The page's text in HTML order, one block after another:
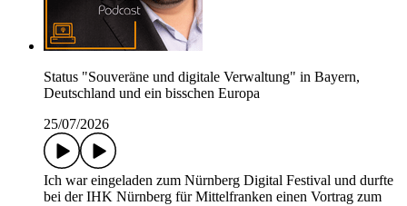
Status "Souveräne und digitale Verwaltung" in Bayern,
Deutschland und ein bisschen Europa
25/07/2026
Ich war eingeladen zum Nürnberg Digital Festival und durfte
bei der IHK Nürnberg für Mittelfranken einen Vortrag zum